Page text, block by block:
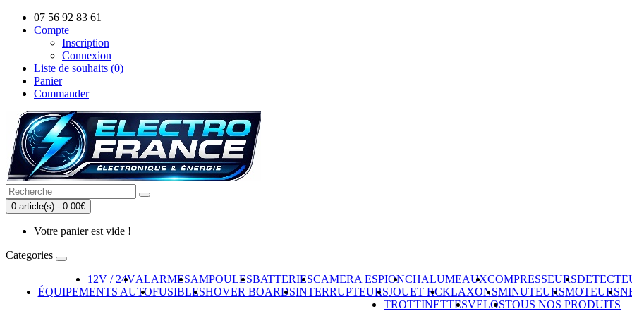
07 56 92 83 61
Compte
Inscription
Connexion
Liste de souhaits (0)
Panier
Commander
0 article(s) - 0.00€
Votre panier est vide !
Categories
12V / 24VALARMESAMPOULESBATTERIESCAMERA ESPIONCHALUMEAUXCOMPRESSEURS
ÉQUIPEMENTS AUTOFUSIBLESHOVER BOARDSINTERRUPTEURSJOUET RCKLAXONSMINUTEURSMOTEURS
TROTTINETTESVELOSTOUS NOS PRODUITS